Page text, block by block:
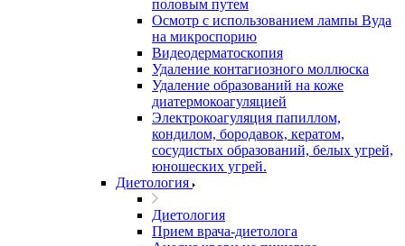
половым путем
Осмотр с использованием лампы Вуда
на микроспорию
Видеодерматоскопия
Удаление контагиозного моллюска
Удаление образований на коже
диатермокоагуляцией
Электрокоагуляция папиллом,
кондилом, бородавок, кератом,
сосудистых образований, белых угрей,
юношеских угрей.
Диетология
Диетология
Прием врача-диетолога